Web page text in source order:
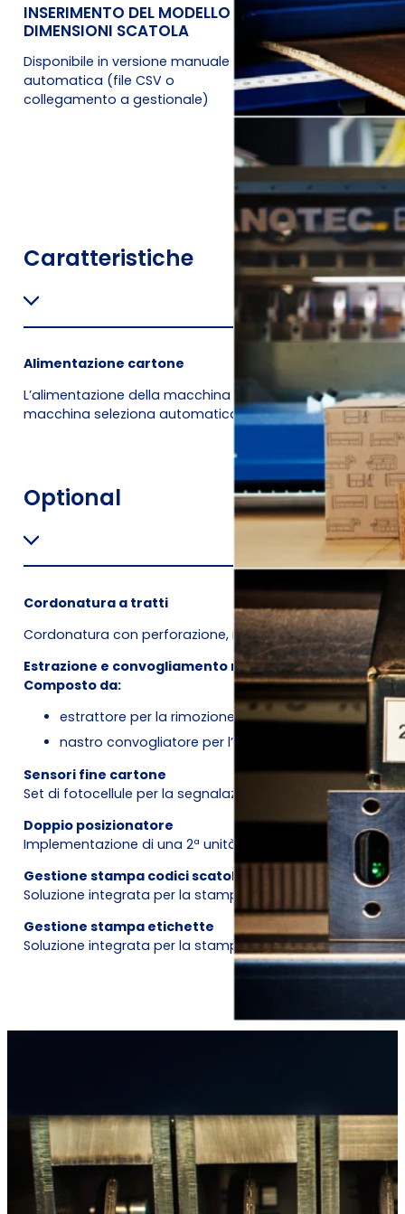
INSERIMENTO DEL MODELLO E
DIMENSIONI SCATOLA
Disponibile in versione manuale o
automatica (file CSV o
collegamento a gestionale)
TAGLIO E
DELLA SCATOLA IN
SECONDI
La macchina imballi
automaticamente il
cartone disponibile
scatola ottimizzata
minimo gli sprechi.
Caratteristiche
Alimentazione cartone
L’alimentazione della macchina per imballaggio
macchina seleziona automaticamente la larghezza
Optional
Cordonatura a tratti
Cordonatura con perforazione, in aggiunta alla
Estrazione e convogliamento refilo
Composto da:
estrattore per la rimozione del refilo laterale del
nastro convogliatore per l’eliminazione dello scarto
Sensori fine cartone
Set di fotocellule per la segnalazione anticipata della
Doppio posizionatore
Implementazione di una 2ª unità di posizionamento
Gestione stampa codici scatola
Soluzione integrata per la stampa sulla superficie
Gestione stampa etichette
Soluzione integrata per la stampa di etichette in